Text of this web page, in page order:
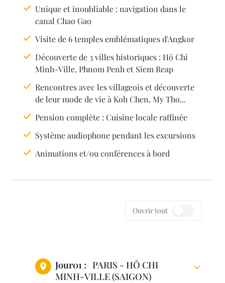
Unique et inoubliable : navigation dans le
canal Chao Gao
Visite de 6 temples emblématiques d'Angkor
Découverte de 3 villes historiques : Hô Chi
Minh-Ville, Phnom Penh et Siem Reap
Rencontres avec les villageois et découverte
de leur mode de vie à Koh Chen, My Tho...
Pension complète : Cuisine locale raffinée
Système audiophone pendant les excursions
Animations et/ou conférences à bord
Ouvrir tout
Jour01 : PARIS - HÔ CHI
MINH-VILLE (SAIGON)